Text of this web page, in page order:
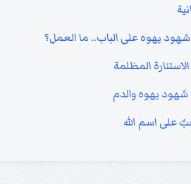
يهوه على الباب.. ما العمل؟
المظلمة
شهود يهوه والدم
على اسم الله